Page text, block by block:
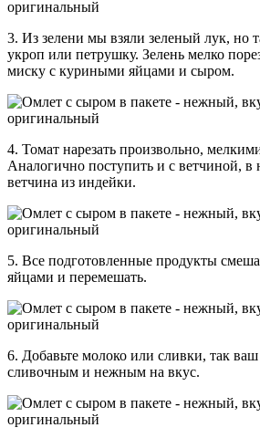
3. Из зелени мы взяли зеленый лук, но
укроп или петрушку. Зелень мелко
миску с куриными яйцами и сыром.
4. Томат нарезать произвольно,
Аналогично поступить и с ветчиной, в
ветчина из индейки.
5. Все подготовленные продукты
яйцами и перемешать.
6. Добавьте молоко или сливки, так ваш
сливочным и нежным на вкус.